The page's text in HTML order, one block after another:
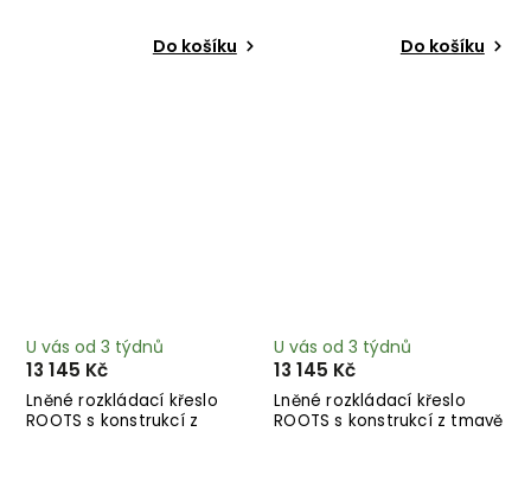
Do košíku Do košíku
Lněné rozkládací křeslo
ROOTS s konstrukcí z
U vás od 3 týdnů
13 145 Kč
Lněné rozkládací křeslo
ROOTS s konstrukcí z tmavě
U vás od 3 týdnů
13 145 Kč